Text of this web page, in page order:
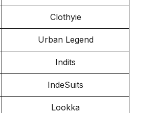
Clothyie
Urban Legend
Indits
IndeSuits
Lookka